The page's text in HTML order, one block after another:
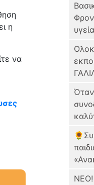
η
να
Όταν
ΝΕΟ!